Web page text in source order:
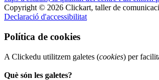
Copyright © 2026 Clickart, taller de
Declaració d'accessibilitat
Política de cookies
A Clickedu utilitzem galetes (cookies) per
Què són les galetes?